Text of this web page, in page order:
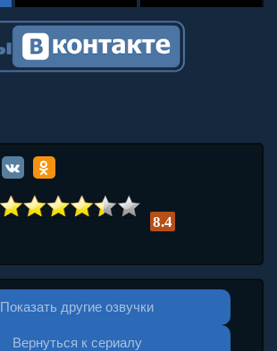
8.4
Показать другие озвучки
Вернуться к сериалу